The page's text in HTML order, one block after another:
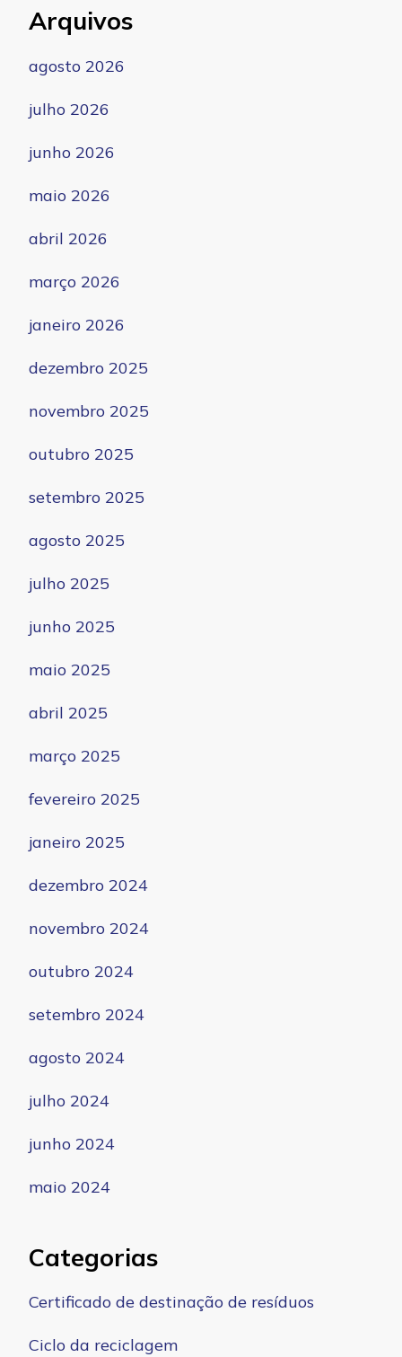
Arquivos
agosto 2026
julho 2026
junho 2026
maio 2026
abril 2026
março 2026
janeiro 2026
dezembro 2025
novembro 2025
outubro 2025
setembro 2025
agosto 2025
julho 2025
junho 2025
maio 2025
abril 2025
março 2025
fevereiro 2025
janeiro 2025
dezembro 2024
novembro 2024
outubro 2024
setembro 2024
agosto 2024
julho 2024
junho 2024
maio 2024
Categorias
Certificado de destinação de resíduos
Ciclo da reciclagem